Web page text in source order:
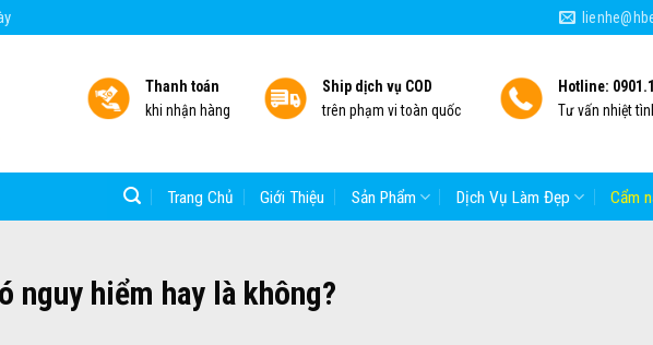
Thanh toán
khi nhận hàng
Ship dịch vụ COD
trên phạm vi toàn quốc
Hotline:
Tư vấn nhiệt
Trang Chủ Giới Thiệu Sản Phẩm Dịch Vụ Làm Đẹp Cẩm
nguy hiểm hay là không?